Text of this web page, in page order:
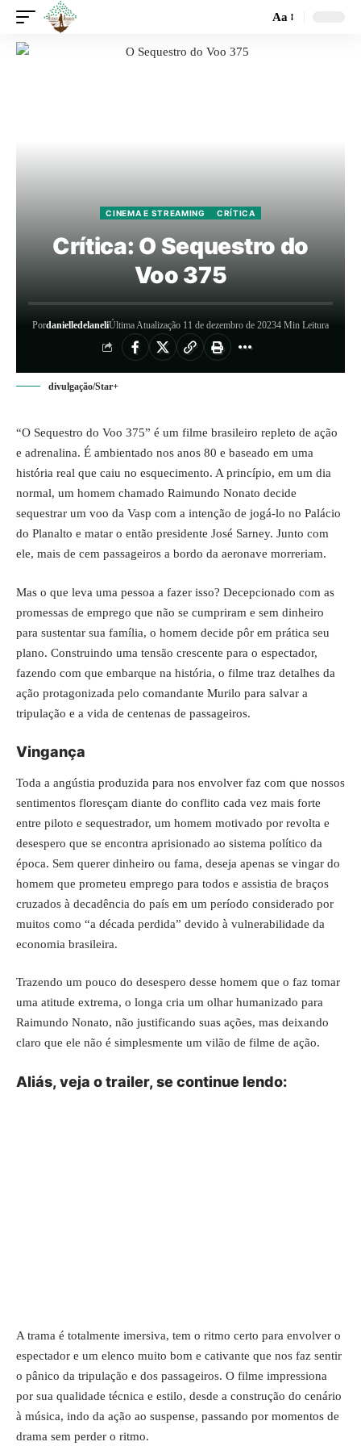
Aa
CINEMA E STREAMING CRÍTICA
Crítica: O Sequestro do
Voo 375
PordanielledelaneliÚltima Atualização 11 de dezembro de 20234 Min Leitura
divulgação/Star+
“O Sequestro do Voo 375” é um filme brasileiro repleto de ação
e adrenalina. É ambientado nos anos 80 e baseado em uma
história real que caiu no esquecimento. A princípio, em um dia
normal, um homem chamado Raimundo Nonato decide
sequestrar um voo da Vasp com a intenção de jogá-lo no Palácio
do Planalto e matar o então presidente José Sarney. Junto com
ele, mais de cem passageiros a bordo da aeronave morreriam.
Mas o que leva uma pessoa a fazer isso? Decepcionado com as
promessas de emprego que não se cumpriram e sem dinheiro
para sustentar sua família, o homem decide pôr em prática seu
plano. Construindo uma tensão crescente para o espectador,
fazendo com que embarque na história, o filme traz detalhes da
ação protagonizada pelo comandante Murilo para salvar a
tripulação e a vida de centenas de passageiros.
Vingança
Toda a angústia produzida para nos envolver faz com que nossos
sentimentos floresçam diante do conflito cada vez mais forte
entre piloto e sequestrador, um homem motivado por revolta e
desespero que se encontra aprisionado ao sistema político da
época. Sem querer dinheiro ou fama, deseja apenas se vingar do
homem que prometeu emprego para todos e assistia de braços
cruzados à decadência do país em um período considerado por
muitos como “a década perdida” devido à vulnerabilidade da
economia brasileira.
Trazendo um pouco do desespero desse homem que o faz tomar
uma atitude extrema, o longa cria um olhar humanizado para
Raimundo Nonato, não justificando suas ações, mas deixando
claro que ele não é simplesmente um vilão de filme de ação.
Aliás, veja o trailer, se continue lendo:
A trama é totalmente imersiva, tem o ritmo certo para envolver o
espectador e um elenco muito bom e cativante que nos faz sentir
o pânico da tripulação e dos passageiros. O filme impressiona
por sua qualidade técnica e estilo, desde a construção do cenário
à música, indo da ação ao suspense, passando por momentos de
drama sem perder o ritmo.